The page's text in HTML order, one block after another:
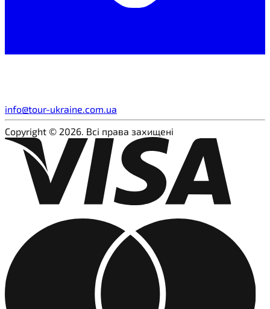
info@tour-ukraine.com.ua
Copyright © 2026. Всі права захищені